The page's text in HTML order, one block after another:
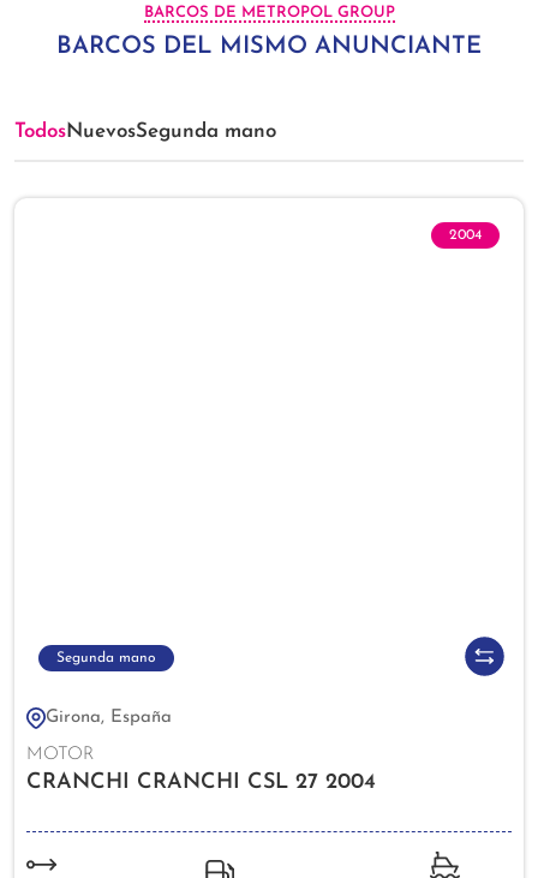
BARCOS DE METROPOL GROUP
BARCOS DEL MISMO ANUNCIANTE
TodosNuevosSegunda mano
2004
Segunda mano
Girona, España
MOTOR
CRANCHI CRANCHI CSL 27 2004